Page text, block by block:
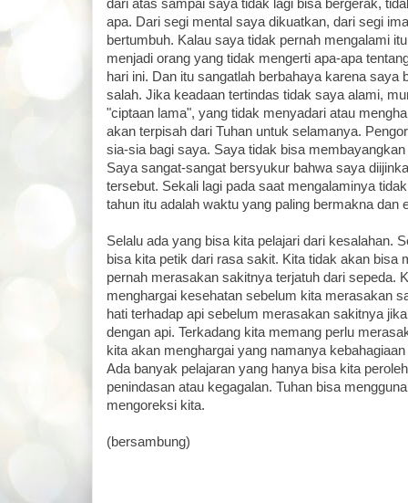
dari atas sampai saya tidak lagi bisa bergerak,
apa. Dari segi mental saya dikuatkan, dari segi
bertumbuh. Kalau saya tidak pernah mengalami
menjadi orang yang tidak mengerti apa-apa
hari ini. Dan itu sangatlah berbahaya karena saya
salah. Jika keadaan tertindas tidak saya alami,
"ciptaan lama", yang tidak menyadari atau
akan terpisah dari Tuhan untuk selamanya.
sia-sia bagi saya. Saya tidak bisa
Saya sangat-sangat bersyukur bahwa saya
tersebut. Sekali lagi pada saat mengalaminya
tahun itu adalah waktu yang paling bermakna dan
Selalu ada yang bisa kita pelajari dari kesalahan.
bisa kita petik dari rasa sakit. Kita tidak akan bisa
pernah merasakan sakitnya terjatuh dari sepeda.
menghargai kesehatan sebelum kita merasakan
hati terhadap api sebelum merasakan sakitnya
dengan api. Terkadang kita memang perlu
kita akan menghargai yang namanya
Ada banyak pelajaran yang hanya bisa kita
penindasan atau kegagalan. Tuhan bisa
mengoreksi kita.
(bersambung)